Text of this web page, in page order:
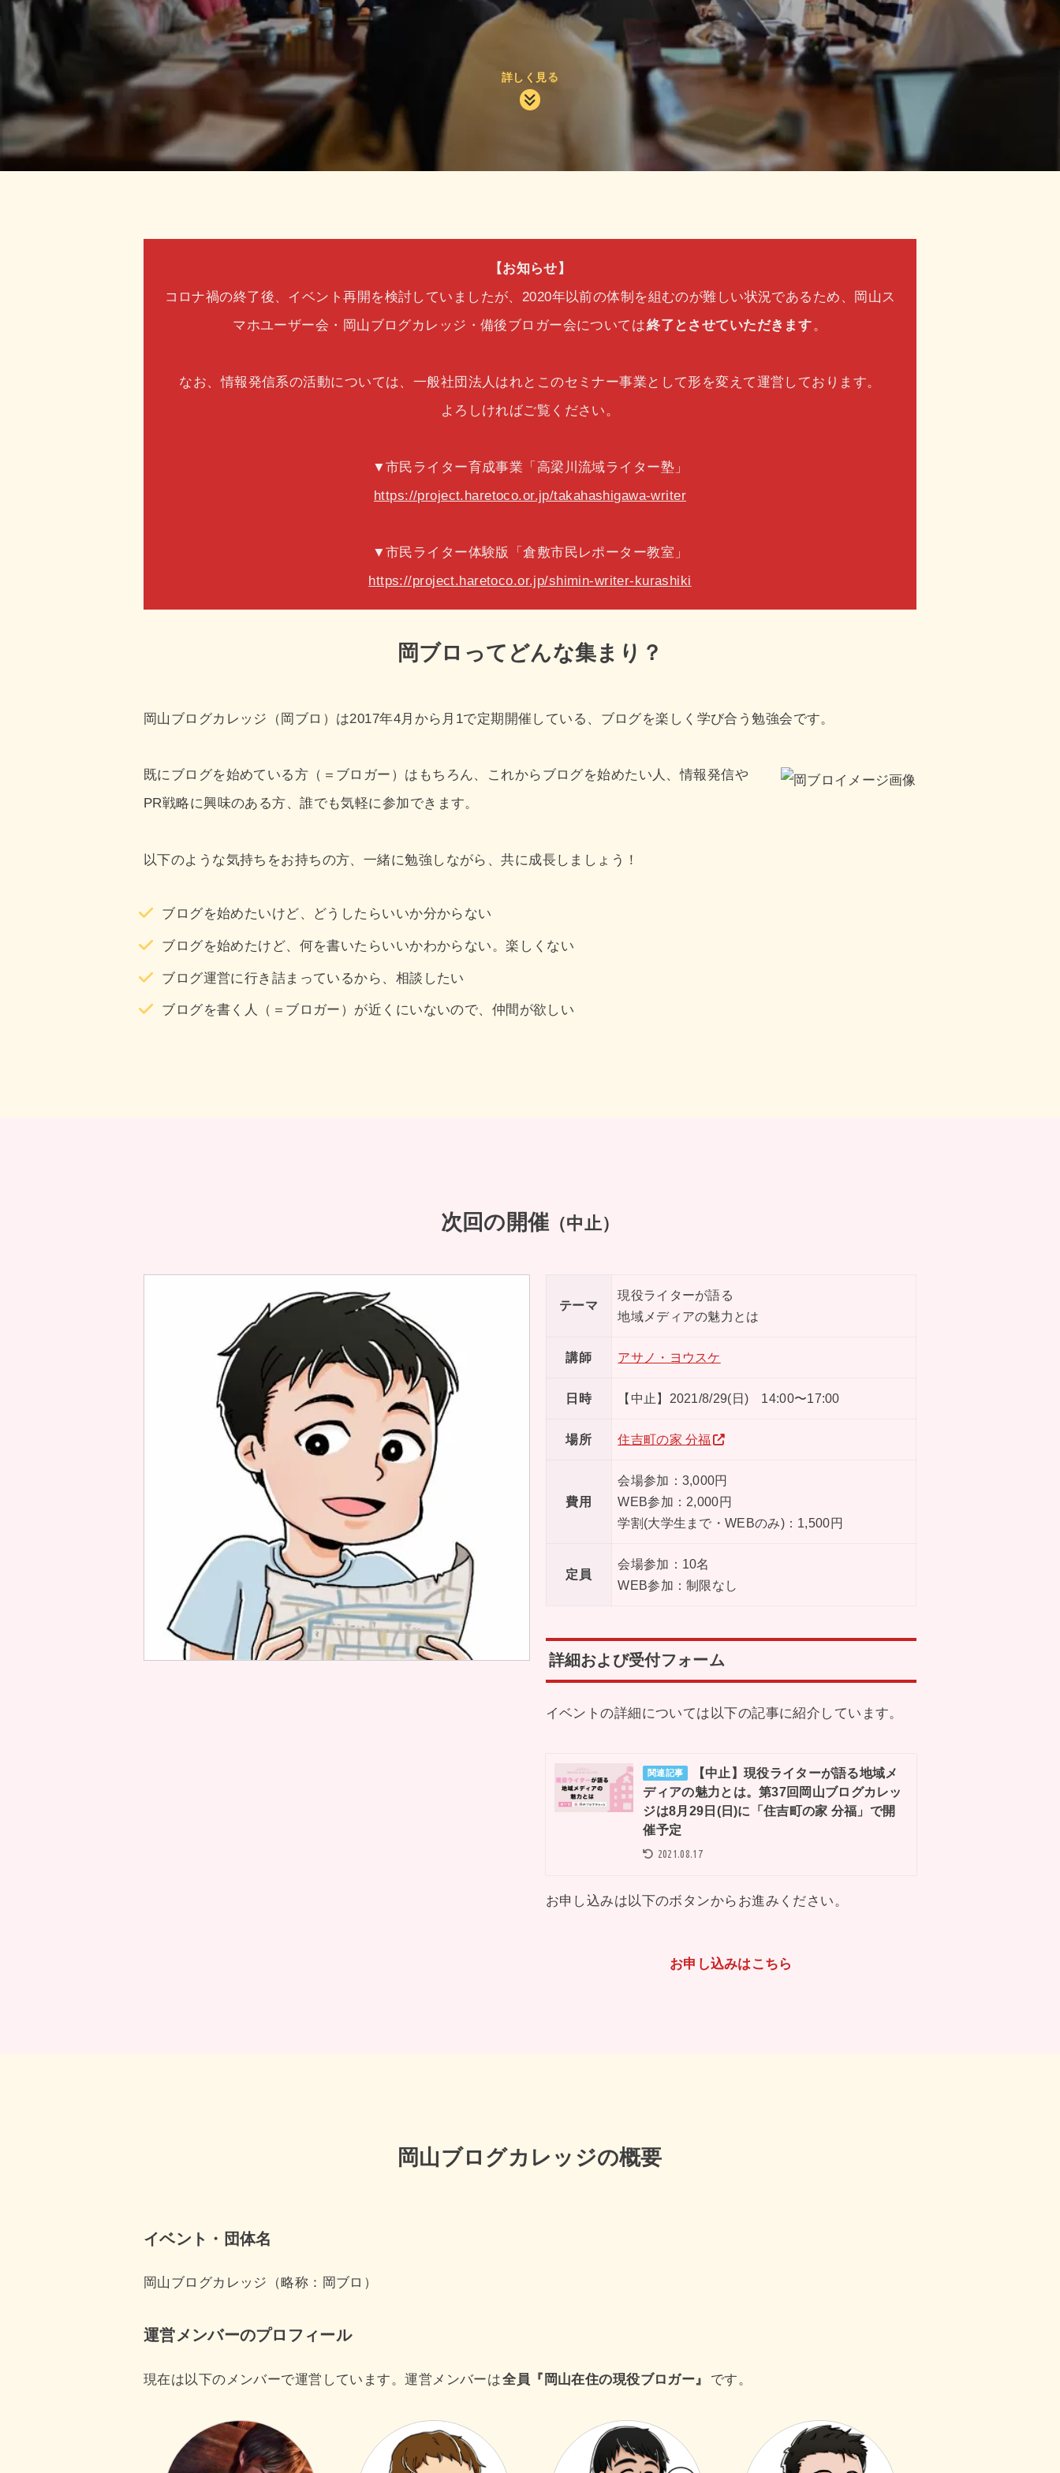
詳しく見る
【お知らせ】
コロナ禍の終了後、イベント再開を検討していましたが、2020年以前の体制を組むのが難しい状況であるため、岡山ス
マホユーザー会・岡山ブログカレッジ・備後ブロガー会については終了とさせていただきます。
なお、情報発信系の活動については、一般社団法人はれとこのセミナー事業として形を変えて運営しております。
よろしければご覧ください。
▼市民ライター育成事業「高梁川流域ライター塾」
https://project.haretoco.or.jp/takahashigawa-writer
▼市民ライター体験版「倉敷市民レポーター教室」
https://project.haretoco.or.jp/shimin-writer-kurashiki
岡ブロってどんな集まり？
岡山ブログカレッジ（岡ブロ）は2017年4月から月1で定期開催している、ブログを楽しく学び合う勉強会です。
既にブログを始めている方（＝ブロガー）はもちろん、これからブログを始めたい人、情報発信や
PR戦略に興味のある方、誰でも気軽に参加できます。
以下のような気持ちをお持ちの方、一緒に勉強しながら、共に成長しましょう！
ブログを始めたいけど、どうしたらいいか分からない
ブログを始めたけど、何を書いたらいいかわからない。楽しくない
ブログ運営に行き詰まっているから、相談したい
ブログを書く人（＝ブロガー）が近くにいないので、仲間が欲しい
次回の開催 （中止）
テーマ
現役ライターが語る
地域メディアの魅力とは
講師 アサノ・ヨウスケ
日時 【中止】2021/8/29(日) 14:00〜17:00
場所 住吉町の家 分福
費用
会場参加：3,000円
WEB参加：2,000円
学割(大学生まで・WEBのみ)：1,500円
定員
会場参加：10名
WEB参加：制限なし
詳細および受付フォーム
イベントの詳細については以下の記事に紹介しています。
関連記事
【中止】現役ライターが語る地域メ
ディアの魅力とは。第37回岡山ブログカレッ
ジは8月29日(日)に「住吉町の家 分福」で開
催予定
2021.08.17
お申し込みは以下のボタンからお進みください。
お申し込みはこちら
岡山ブログカレッジの概要
イベント・団体名
岡山ブログカレッジ（略称：岡ブロ）
運営メンバーのプロフィール
現在は以下のメンバーで運営しています。運営メンバーは全員『岡山在住の現役ブロガー』 です。